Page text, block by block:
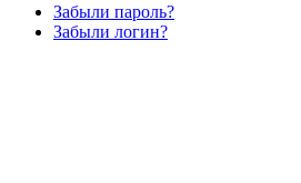
Забыли пароль?
Забыли логин?